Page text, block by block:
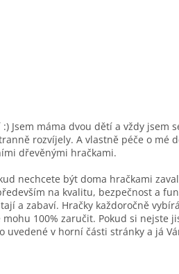
Jsem máma dvou dětí a vždy jsem
rozvíjely. A vlastně péče o mé
dřevěnými hračkami.
nechcete být doma hračkami
na kvalitu, bezpečnost a
a zabaví. Hračky každoročně
100% zaručit. Pokud si nejste
v horní části stránky a já